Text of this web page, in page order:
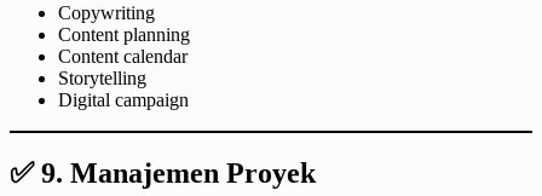
Copywriting
Content planning
Content calendar
Storytelling
Digital campaign
✅ 9. Manajemen Proyek